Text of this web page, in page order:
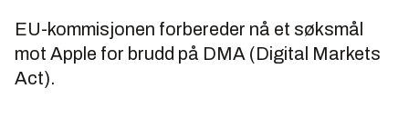
EU-kommisjonen forbereder nå et søksmål
mot Apple for brudd på DMA (Digital Markets
Act).